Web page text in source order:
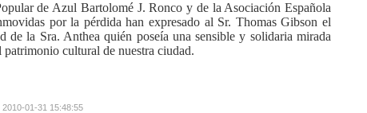
de Azul Bartolomé J. Ronco y de la Asociación Española
por la pérdida han expresado al Sr. Thomas Gibson el
dela Sra. Anthea quién poseía una sensible y solidaria mirada
cultural de nuestra ciudad.
01-31 15:48:55